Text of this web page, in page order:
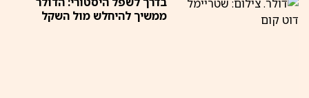
ממשיך להיחלש מול השקל